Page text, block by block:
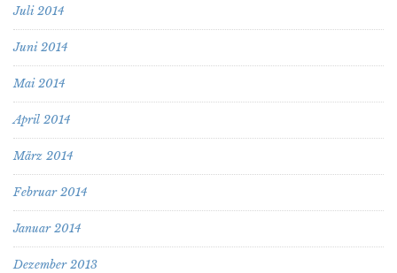
Juli 2014
Juni 2014
Mai 2014
April 2014
März 2014
Februar 2014
Januar 2014
Dezember 2013